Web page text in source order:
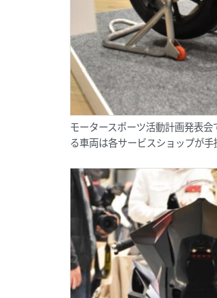
モータースポーツ活動計画発表
る車両は各サービスショップが